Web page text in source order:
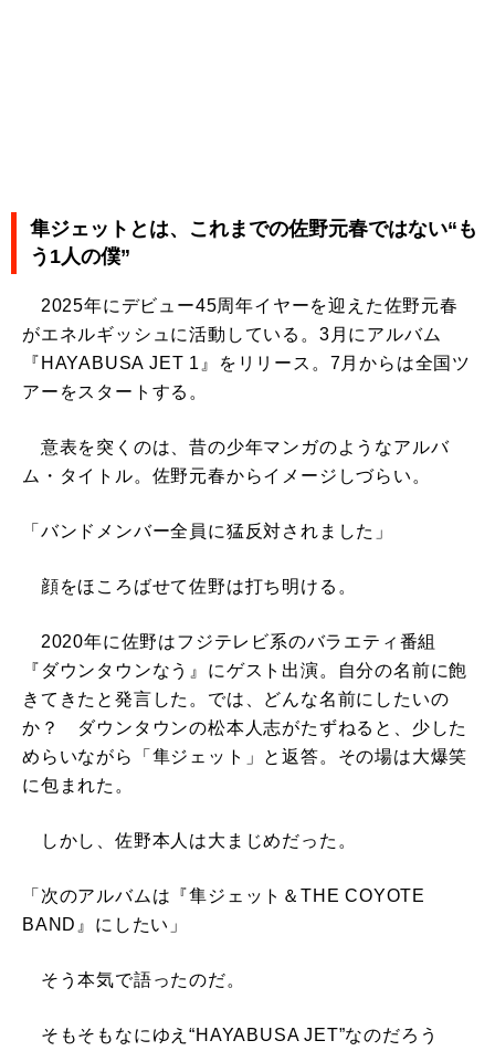
隼ジェットとは、これまでの佐野元春ではない“も
う1人の僕”
2025年にデビュー45周年イヤーを迎えた佐野元春
がエネルギッシュに活動している。3月にアルバム
『HAYABUSA JET 1』をリリース。7月からは全国ツ
アーをスタートする。
意表を突くのは、昔の少年マンガのようなアルバ
ム・タイトル。佐野元春からイメージしづらい。
「バンドメンバー全員に猛反対されました」
顔をほころばせて佐野は打ち明ける。
2020年に佐野はフジテレビ系のバラエティ番組
『ダウンタウンなう』にゲスト出演。自分の名前に飽
きてきたと発言した。では、どんな名前にしたいの
か？ ダウンタウンの松本人志がたずねると、少した
めらいながら「隼ジェット」と返答。その場は大爆笑
に包まれた。
しかし、佐野本人は大まじめだった。
「次のアルバムは『隼ジェット＆THE COYOTE
BAND』にしたい」
そう本気で語ったのだ。
そもそもなにゆえ“HAYABUSA JET”なのだろう